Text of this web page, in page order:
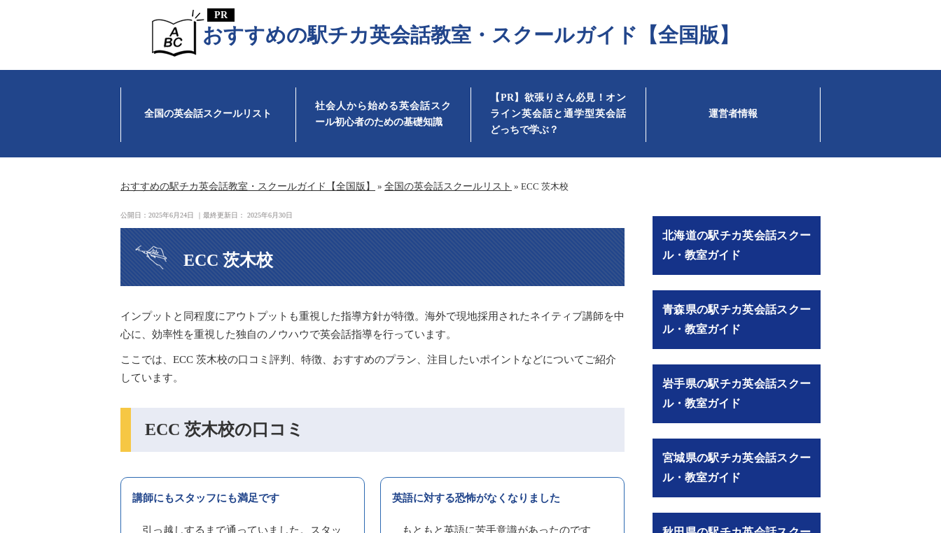
おすすめの駅チカ英会話教室・スクールガイド【全国版】
全国の英会話スクールリスト
社会人から始める英会話スク
ール初心者のための基礎知識
【PR】欲張りさん必見！オン
ライン英会話と通学型英会話
どっちで学ぶ？
運営者情報
おすすめの駅チカ英会話教室・スクールガイド【全国版】 » 全国の英会話スクールリスト » ECC 茨木校
公開日： 2025年6月24日 ｜最終更新日： 2025年6月30日
ECC 茨木校
インプットと同程度にアウトプットも重視した指導方針が特徴。海外で現地採用されたネイティブ講師を中
心に、効率性を重視した独自のノウハウで英会話指導を行っています。
ここでは、ECC 茨木校の口コミ評判、特徴、おすすめのプラン、注目したいポイントなどについてご紹介
しています。
ECC 茨木校の口コミ
講師にもスタッフにも満足です
引っ越しするまで通っていました。スタッ
英語に対する恐怖がなくなりました
もともと英語に苦手意識があったのです
北海道の駅チカ英会話スクー
ル・教室ガイド
青森県の駅チカ英会話スクー
ル・教室ガイド
岩手県の駅チカ英会話スクー
ル・教室ガイド
宮城県の駅チカ英会話スクー
ル・教室ガイド